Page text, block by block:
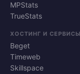
MPStats
TrueStats
ХОСТИНГ И СЕРВИСЫ
Beget
Timeweb
Skillspace